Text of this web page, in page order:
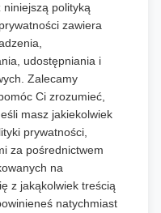
polityką
zawiera
udostępniania i
Zalecamy
Ci zrozumieć,
masz jakiekolwiek
prywatności,
za pośrednictwem
na
z jakąkolwiek treścią
natychmiast